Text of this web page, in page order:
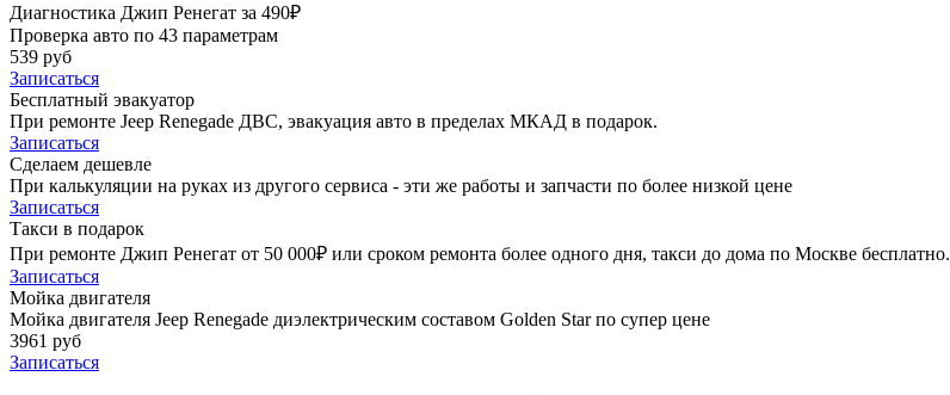
Диагностика Джип Ренегат за 490₽
Проверка авто по 43 параметрам
539 руб
Записаться
Бесплатный эвакуатор
При ремонте Jeep Renegade ДВС, эвакуация авто в пределах МКАД в подарок.
Записаться
Сделаем дешевле
При калькуляции на руках из другого сервиса - эти же работы и запчасти по более низкой цене
Записаться
Такси в подарок
При ремонте Джип Ренегат от 50 000₽ или сроком ремонта более одного дня, такси до дома по Москве бесплатно.
Записаться
Мойка двигателя
Мойка двигателя Jeep Renegade диэлектрическим составом Golden Star по супер цене
3961 руб
Записаться